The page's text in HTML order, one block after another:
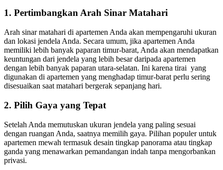
1. Pertimbangkan Arah Sinar Matahari
Arah sinar matahari di apartemen Anda akan mempengaruhi ukuran
dan lokasi jendela Anda. Secara umum, jika apartemen Anda
memiliki lebih banyak paparan timur-barat, Anda akan mendapatkan
keuntungan dari jendela yang lebih besar daripada apartemen
dengan lebih banyak paparan utara-selatan. Ini karena tirai yang
digunakan di apartemen yang menghadap timur-barat perlu sering
disesuaikan saat matahari bergerak sepanjang hari.
2. Pilih Gaya yang Tepat
Setelah Anda memutuskan ukuran jendela yang paling sesuai
dengan ruangan Anda, saatnya memilih gaya. Pilihan populer untuk
apartemen mewah termasuk desain tingkap panorama atau tingkap
ganda yang menawarkan pemandangan indah tanpa mengorbankan
privasi.